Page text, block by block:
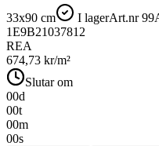
33x90 cm I lagerArt.nr
1E9B21037812
REA
674,73 kr/m²
Slutar om
00d
00t
00m
00s